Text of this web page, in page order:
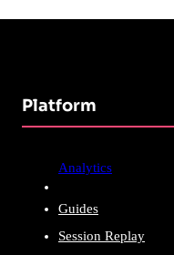
Platform
Analytics
Guides
Session Replay